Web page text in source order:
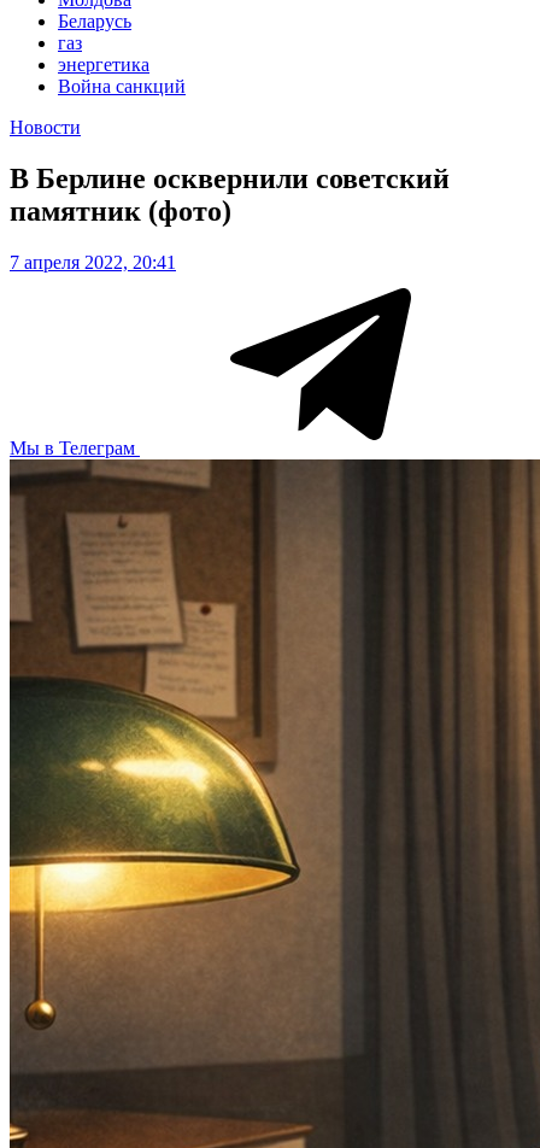
Беларусь
газ
энергетика
Война санкций
Новости
В Берлине осквернили советский
памятник (фото)
7 апреля 2022, 20:41
Мы в Телеграм